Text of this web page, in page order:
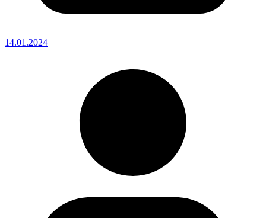
14.01.2024